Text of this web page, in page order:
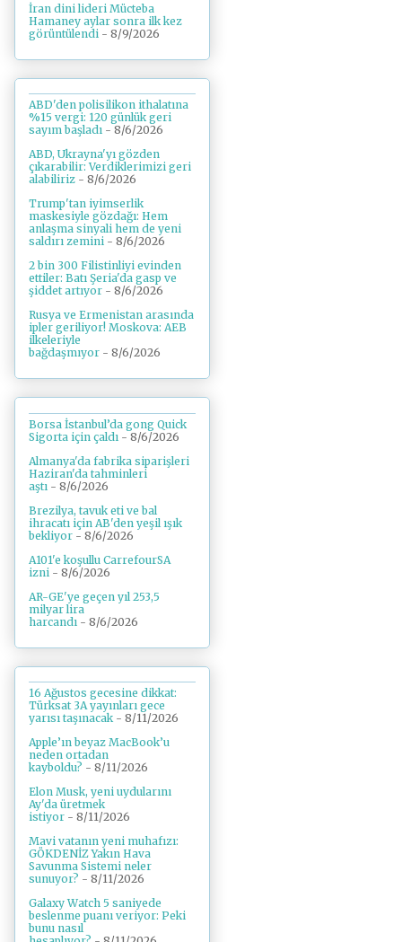
İran dini lideri Mücteba
Hamaney aylar sonra ilk kez
görüntülendi - 8/9/2026
ABD'den polisilikon ithalatına
%15 vergi: 120 günlük geri
sayım başladı - 8/6/2026
ABD, Ukrayna'yı gözden
çıkarabilir: Verdiklerimizi geri
alabiliriz - 8/6/2026
Trump'tan iyimserlik
maskesiyle gözdağı: Hem
anlaşma sinyali hem de yeni
saldırı zemini - 8/6/2026
2 bin 300 Filistinliyi evinden
ettiler: Batı Şeria'da gasp ve
şiddet artıyor - 8/6/2026
Rusya ve Ermenistan arasında
ipler geriliyor! Moskova: AEB
ilkeleriyle
bağdaşmıyor - 8/6/2026
Borsa İstanbul’da gong Quick
Sigorta için çaldı - 8/6/2026
Almanya'da fabrika siparişleri
Haziran'da tahminleri
aştı - 8/6/2026
Brezilya, tavuk eti ve bal
ihracatı için AB'den yeşil ışık
bekliyor - 8/6/2026
A101'e koşullu CarrefourSA
izni - 8/6/2026
AR-GE'ye geçen yıl 253,5
milyar lira
harcandı - 8/6/2026
16 Ağustos gecesine dikkat:
Türksat 3A yayınları gece
yarısı taşınacak- 8/11/2026
Apple’ın beyaz MacBook’u
neden ortadan
kayboldu? - 8/11/2026
Elon Musk, yeni uydularını
Ay'da üretmek
istiyor - 8/11/2026
Mavi vatanın yeni muhafızı:
GÖKDENİZ Yakın Hava
Savunma Sistemi neler
sunuyor? - 8/11/2026
Galaxy Watch 5 saniyede
beslenme puanı veriyor: Peki
bunu nasıl